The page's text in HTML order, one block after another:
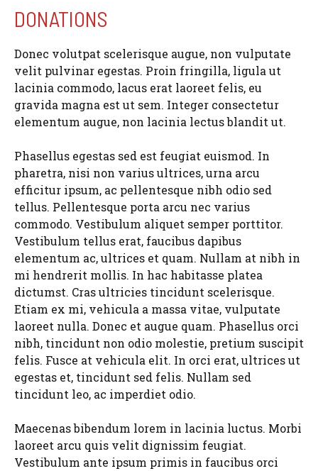
DONATIONS
Donec volutpat scelerisque augue, non vulputate
velit pulvinar egestas. Proin fringilla, ligula ut
lacinia commodo, lacus erat laoreet felis, eu
gravida magna est ut sem. Integer consectetur
elementum augue, non lacinia lectus blandit ut.
Phasellus egestas sed est feugiat euismod. In
pharetra, nisi non varius ultrices, urna arcu
efficitur ipsum, ac pellentesque nibh odio sed
tellus. Pellentesque porta arcu nec varius
commodo. Vestibulum aliquet semper porttitor.
Vestibulum tellus erat, faucibus dapibus
elementum ac, ultrices et quam. Nullam at nibh in
mi hendrerit mollis. In hac habitasse platea
dictumst. Cras ultricies tincidunt scelerisque.
Etiam ex mi, vehicula a massa vitae, vulputate
laoreet nulla. Donec et augue quam. Phasellus orci
nibh, tincidunt non odio molestie, pretium suscipit
felis. Fusce at vehicula elit. In orci erat, ultrices ut
egestas et, tincidunt sed felis. Nullam sed
tincidunt leo, ac imperdiet odio.
Maecenas bibendum lorem in lacinia luctus. Morbi
laoreet arcu quis velit dignissim feugiat.
Vestibulum ante ipsum primis in faucibus orci